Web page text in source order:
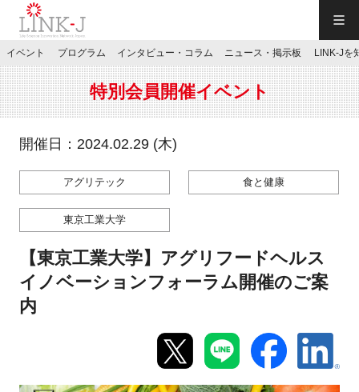
JP／EN
特別会員専用メニュー
お問い合わせ
新規登録
イベント プログラム インタビュー・コラム ニュース・掲示板 LINK-Jを
特別会員開催イベント
開催日：2024.02.29 (木)
アグリテック 食と健康
東京工業大学
【東京工業大学】アグリフードヘルス
イノベーションフォーラム開催のご案
内